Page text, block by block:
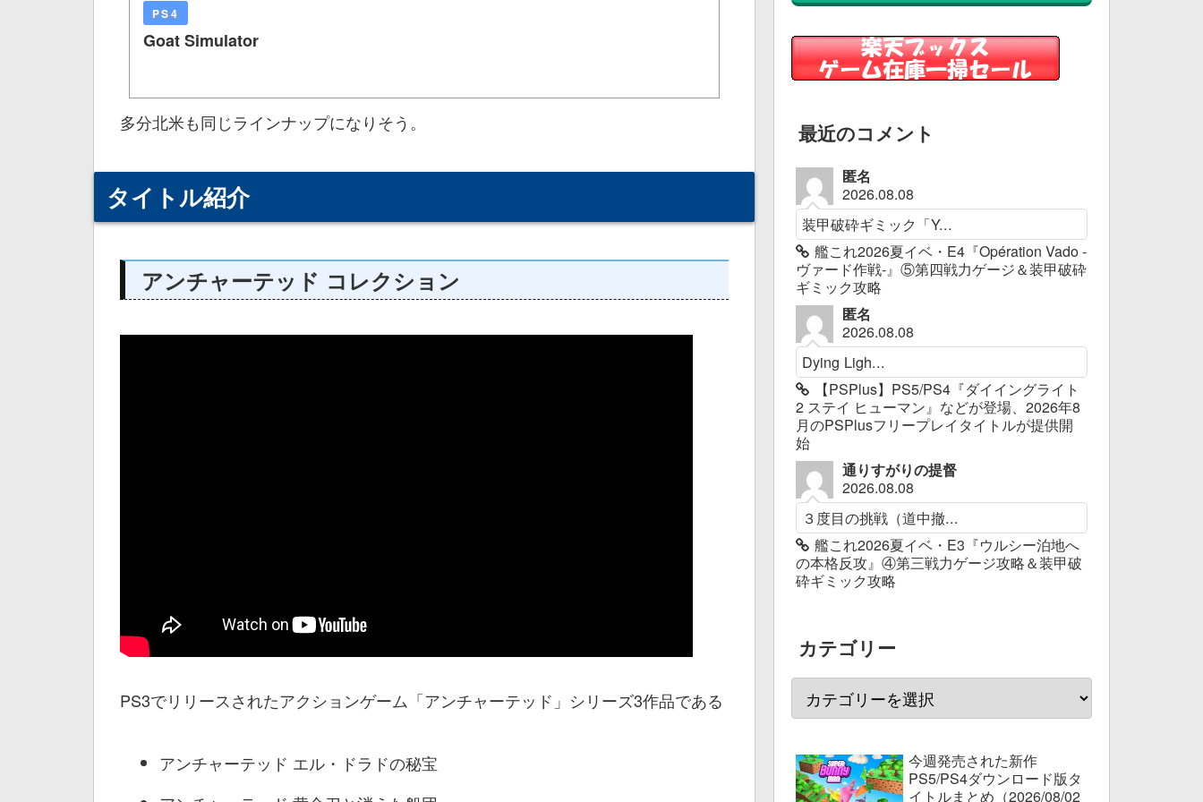
PS4
Goat Simulator
多分北米も同じラインナップになりそう。
タイトル紹介
アンチャーテッド コレクション
PS3でリリースされたアクションゲーム「アンチャーテッド」シリーズ3作品である
アンチャーテッド エル・ドラドの秘宝
最近のコメント
匿名
2026.08.08
装甲破砕ギミック「Y...
艦これ2026夏イベ・E4『Opération Vado -
ヴァード作戦-』⑤第四戦力ゲージ＆装甲破砕
ギミック攻略
匿名
2026.08.08
Dying Ligh...
【PSPlus】PS5/PS4『ダイイングライト
2 ステイ ヒューマン』などが登場、2026年8
月のPSPlusフリープレイタイトルが提供開
始
通りすがりの提督
2026.08.08
３度目の挑戦（道中撤...
艦これ2026夏イベ・E3『ウルシー泊地へ
の本格反攻』④第三戦力ゲージ攻略＆装甲破
砕ギミック攻略
カテゴリー
今週発売された新作
PS5/PS4ダウンロード版タ
イトルまとめ（2026/08/02